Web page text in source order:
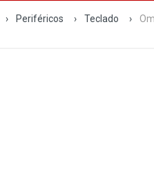
› Periféricos › Teclado ›